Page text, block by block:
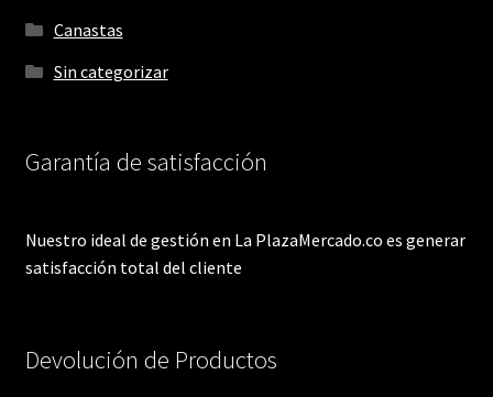
Canastas
Sin categorizar
Garantía de satisfacción
Nuestro ideal de gestión en La PlazaMercado.co es generar
satisfacción total del cliente
Devolución de Productos